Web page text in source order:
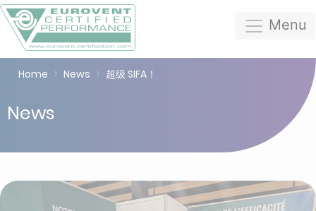
Menu
Home News 超级 SIFA！
News